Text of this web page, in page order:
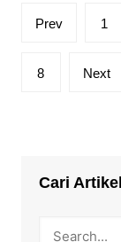
Posts
Prev 1
8 Next
Cari